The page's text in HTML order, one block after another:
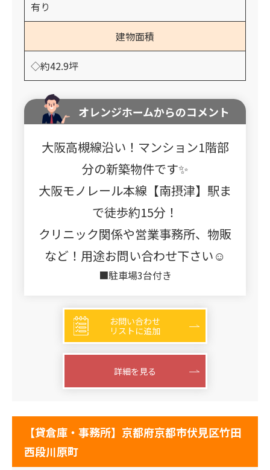
有り
建物面積
◇約42.9坪
オレンジホームからのコメント
大阪高槻線沿い！マンション1階部
分の新築物件です✨
大阪モノレール本線【南摂津】駅ま
で徒歩約15分！
クリニック関係や営業事務所、物販
など！用途お問い合わせ下さい☺
■駐車場3台付き
お問い合わせ
リストに追加
詳細を見る
【貸倉庫・事務所】京都府京都市伏見区竹田
西段川原町